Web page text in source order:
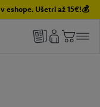
eshope. Ušetri až 15€!💰